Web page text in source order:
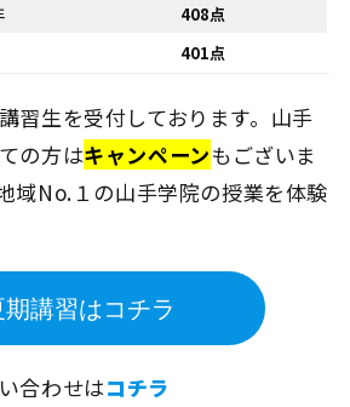
408点
401点
習生を受付しております。山手
の方はキャンペーンもございま
域No.１の山手学院の授業を体験
期講習はコチラ
合わせはコチラ